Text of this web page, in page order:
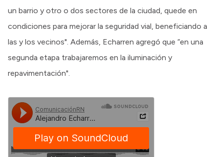
un barrio y otro o dos sectores de la ciudad, quede en
condiciones para mejorar la seguridad vial, beneficiando a
las y los vecinos". Además, Echarren agregó que “en una
segunda etapa trabajaremos en la iluminación y
repavimentación".